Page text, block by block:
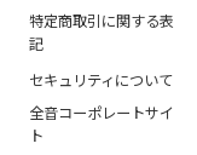
特定商取引に関する表
記
セキュリティについて
全音コーポレートサイ
ト